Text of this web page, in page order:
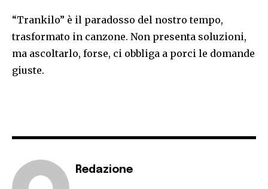
“Trankilo” è il paradosso del nostro tempo,
trasformato in canzone. Non presenta soluzioni,
ma ascoltarlo, forse, ci obbliga a porci le domande
giuste.
Redazione